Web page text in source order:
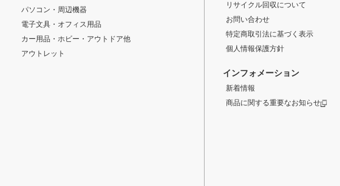
パソコン・周辺機器
電子文具・オフィス用品
カー用品・ホビー・アウトドア他
アウトレット
リサイクル回収について
お問い合わせ
特定商取引法に基づく表示
個人情報保護方針
インフォメーション
新着情報
商品に関する重要なお知らせ